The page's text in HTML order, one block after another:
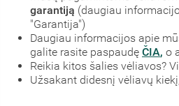
garantiją (daugiau
"Garantija")
Daugiau informacijos apie
galite rasite paspaudę ČIA, o
Reikia kitos šalies vėliavos?
Užsakant didesnį vėliavų